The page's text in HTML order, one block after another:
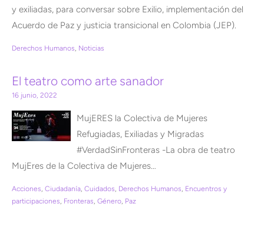
y exiliadas, para conversar sobre Exilio, implementación del
Acuerdo de Paz y justicia transicional en Colombia (JEP).
Derechos Humanos, Noticias
El teatro como arte sanador
16 junio, 2022
MujERES la Colectiva de Mujeres
Refugiadas, Exiliadas y Migradas
#VerdadSinFronteras -La obra de teatro
MujEres de la Colectiva de Mujeres…
Acciones, Ciudadanía, Cuidados, Derechos Humanos, Encuentros y
participaciones, Fronteras, Género, Paz